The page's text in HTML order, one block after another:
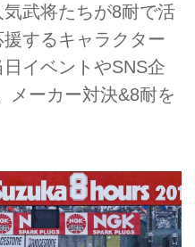
武将たちが8耐で活
するキャラクター
イベントやSNS企
メーカー対決&8耐を